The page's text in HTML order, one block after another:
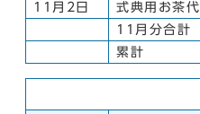
11月2日
式典用お茶代
11月分合計
累計